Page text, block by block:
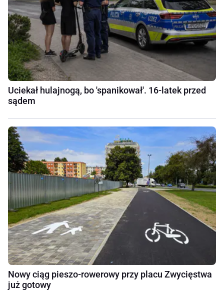
Uciekał hulajnogą, bo 'spanikował'. 16-latek przed
sądem
Nowy ciąg pieszo-rowerowy przy placu Zwycięstwa
już gotowy